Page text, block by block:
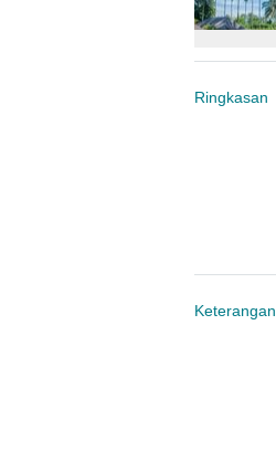
Ringkasan
Keterangan